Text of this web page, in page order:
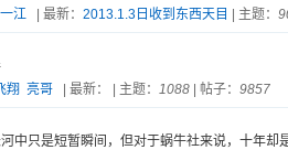
一江| 最新： 2013.1.3日收到东西天目 | 主题：
翔 亮哥| 最新： | 主题： 1088| 帖子： 9857
中只是短暂瞬间，但对于蜗牛社来说，十年